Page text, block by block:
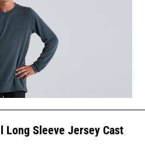
Long Sleeve Jersey Cast